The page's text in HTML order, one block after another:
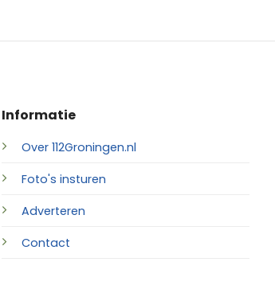
Informatie
Over 112Groningen.nl
Foto's insturen
Adverteren
Contact